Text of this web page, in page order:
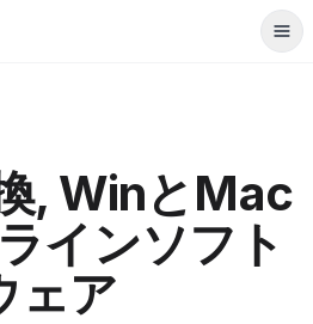
, WinとMac
インソフト
ェア